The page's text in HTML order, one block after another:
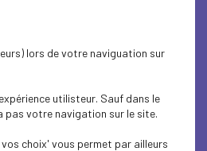
lors de votre naviguation sur
utilisteur. Sauf dans le
pas votre navigation sur le site.
choix' vous permet par ailleurs